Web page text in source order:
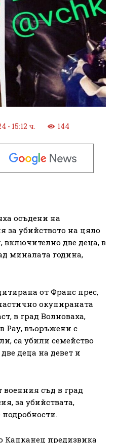
- 15:12 ч. 144
осъдени на
за убийството на цяло
включително две деца, в
миналата година,
от Франс прес,
окупираната
в град Волноваха,
Рау, въоръжени с
са убили семейство
деца на девет и
военния съд в град
за убийствата,
Капканец предизвика